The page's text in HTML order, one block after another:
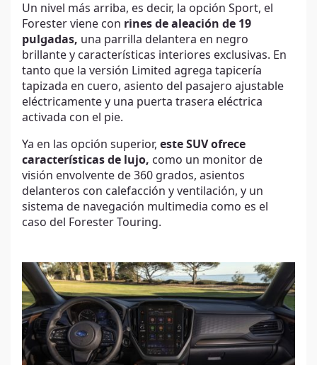
Un nivel más arriba, es decir, la opción Sport, el
Forester viene con rines de aleación de 19
pulgadas, una parrilla delantera en negro
brillante y características interiores exclusivas. En
tanto que la versión Limited agrega tapicería
tapizada en cuero, asiento del pasajero ajustable
eléctricamente y una puerta trasera eléctrica
activada con el pie.
Ya en las opción superior, este SUV ofrece
características de lujo, como un monitor de
visión envolvente de 360 ​​grados, asientos
delanteros con calefacción y ventilación, y un
sistema de navegación multimedia como es el
caso del Forester Touring.